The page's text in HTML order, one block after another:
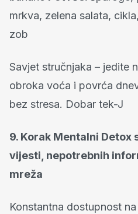
mrkva, zelena salata,
zob
Savjet stručnjaka – jedite
obroka voća i povrća
bez stresa. Dobar tek-J
9. Korak Mentalni Detox
vijesti, nepotrebnih
mreža
Konstantna dostupnost